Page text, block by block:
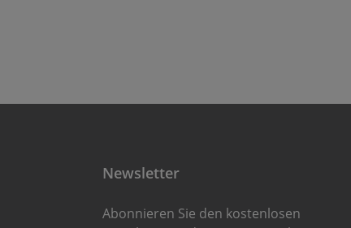
Newsletter
Abonnieren Sie den kostenlosen